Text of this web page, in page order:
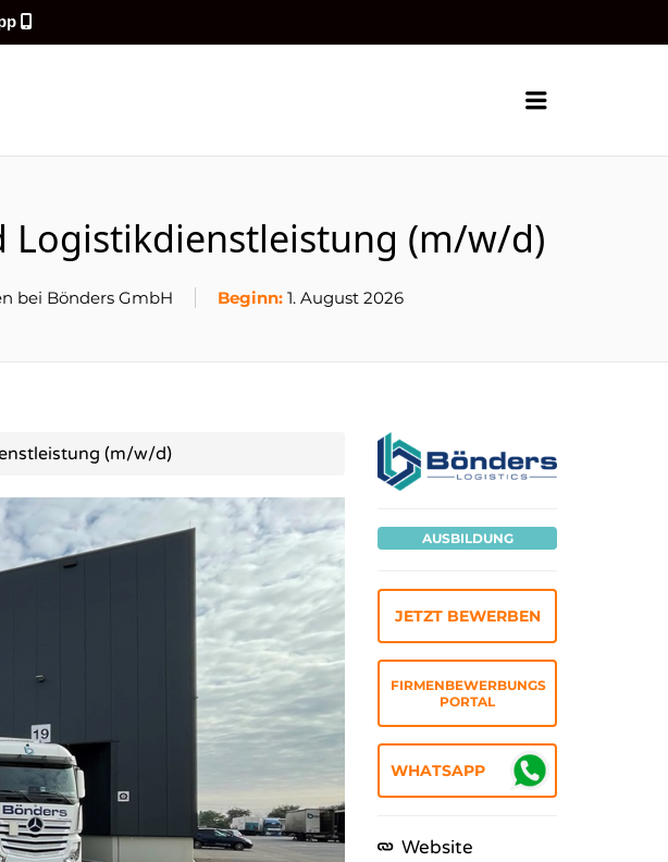
Menu
(m/w/d)
bei Bönders GmbH Beginn: 1. August 2026
(m/w/d)
AUSBILDUNG
JETZT BEWERBEN
FIRMENBEWERBUNGS
PORTAL
Website